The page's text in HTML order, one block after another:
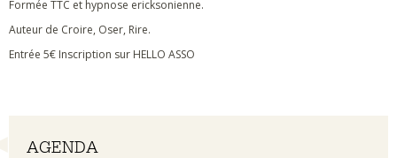
Navigation
AGENDA
Formée TTC et hypnose ericksonienne.
Auteur de Croire, Oser, Rire.
Entrée 5€ Inscription sur HELLO ASSO